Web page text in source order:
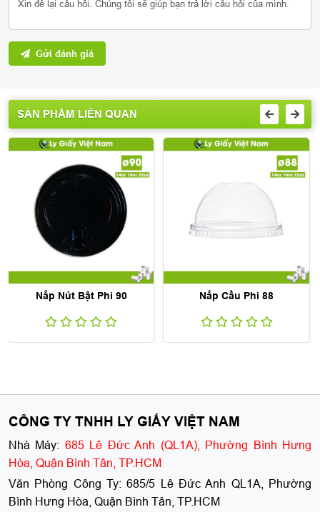
Gửi đánh giá
SẢN PHẨM LIÊN QUAN
Nắp Nút Bật Phi 90 Nắp Cầu Phi 88
CÔNG TY TNHH LY GIẤY VIỆT NAM
Nhà Máy: 685 Lê Đức Anh (QL1A), Phường Bình Hưng
Hòa, Quận Bình Tân, TP.HCM
Văn Phòng Công Ty: 685/5 Lê Đức Anh QL1A, Phường
Bình Hưng Hòa, Quận Bình Tân, TP.HCM